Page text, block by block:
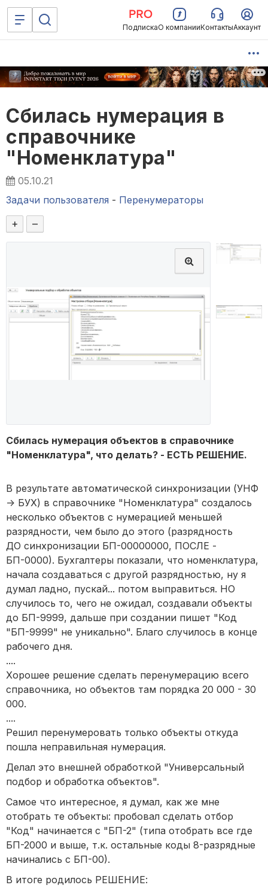
ПодпискаО компанииКонтактыАккаунт
Сбилась нумерация в
справочнике
"Номенклатура"
05.10.21
Задачи пользователя - Перенумераторы
+
–
Сбилась нумерация объектов в справочнике
"Номенклатура", что делать? - ЕСТЬ РЕШЕНИЕ.
В результате автоматической синхронизации (УНФ
-> БУХ) в справочнике "Номенклатура" создалось
несколько объектов с нумерацией меньшей
разрядности, чем было до этого (разрядность
ДО синхронизации БП-00000000, ПОСЛЕ -
БП-0000). Бухгалтеры показали, что номенклатура,
начала создаваться с другой разрядностью, ну я
думал ладно, пускай... потом выправиться. НО
случилось то, чего не ожидал, создавали объекты
до БП-9999, дальше при создании пишет "Код
"БП-9999" не уникально". Благо случилось в конце
рабочего дня.
....
Хорошее решение сделать перенумерацию всего
справочника, но объектов там порядка 20 000 - 30
000.
....
Решил перенумеровать только объекты откуда
пошла неправильная нумерация.
Делал это внешней обработкой "Универсальный
подбор и обработка объектов".
Самое что интересное, я думал, как же мне
отобрать те объекты: пробовал сделать отбор
"Код" начинается с "БП-2" (типа отобрать все где
БП-2000 и выше, т.к. остальные коды 8-разрядные
начинались с БП-00).
В итоге родилось РЕШЕНИЕ: